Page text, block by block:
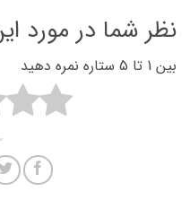
نظر شما در مورد
بین 1 تا 5 ستاره نمره دهید